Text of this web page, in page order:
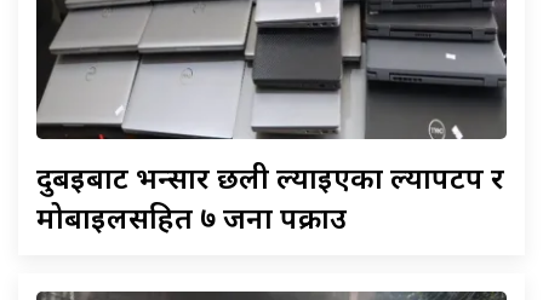
दुबईबाट भन्सार छली ल्याइएका ल्यापटप र
मोबाइलसहित ७ जना पक्राउ